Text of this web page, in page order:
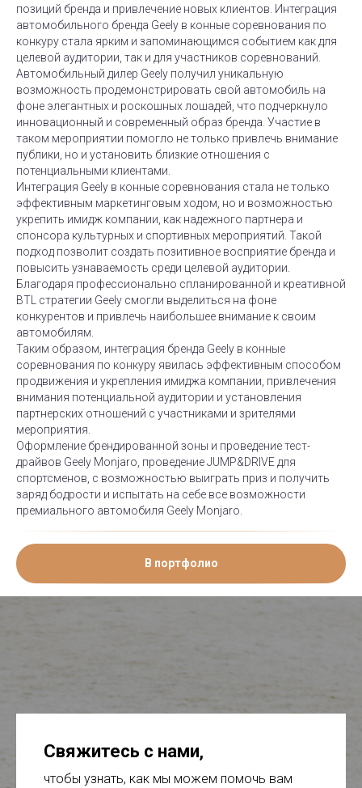
позиций бренда и привлечение новых клиентов. Интеграция
автомобильного бренда Geely в конные соревнования по
конкуру стала ярким и запоминающимся событием как для
целевой аудитории, так и для участников соревнований.
Автомобильный дилер Geely получил уникальную
возможность продемонстрировать свой автомобиль на
фоне элегантных и роскошных лошадей, что подчеркнуло
инновационный и современный образ бренда. Участие в
таком мероприятии помогло не только привлечь внимание
публики, но и установить близкие отношения с
потенциальными клиентами.
Интеграция Geely в конные соревнования стала не только
эффективным маркетинговым ходом, но и возможностью
укрепить имидж компании, как надежного партнера и
спонсора культурных и спортивных мероприятий. Такой
подход позволит создать позитивное восприятие бренда и
повысить узнаваемость среди целевой аудитории.
Благодаря профессионально спланированной и креативной
BTL стратегии Geely смогли выделиться на фоне
конкурентов и привлечь наибольшее внимание к своим
автомобилям.
Таким образом, интеграция бренда Geely в конные
соревнования по конкуру явилась эффективным способом
продвижения и укрепления имиджа компании, привлечения
внимания потенциальной аудитории и установления
партнерских отношений с участниками и зрителями
мероприятия.
Оформление брендированной зоны и проведение тест-
драйвов Geely Monjaro, проведение JUMP&DRIVE для
спортсменов, с возможностью выиграть приз и получить
заряд бодрости и испытать на себе все возможности
премиального автомобиля Geely Monjaro.
В портфолио
Свяжитесь с нами,
чтобы узнать, как мы можем помочь вам